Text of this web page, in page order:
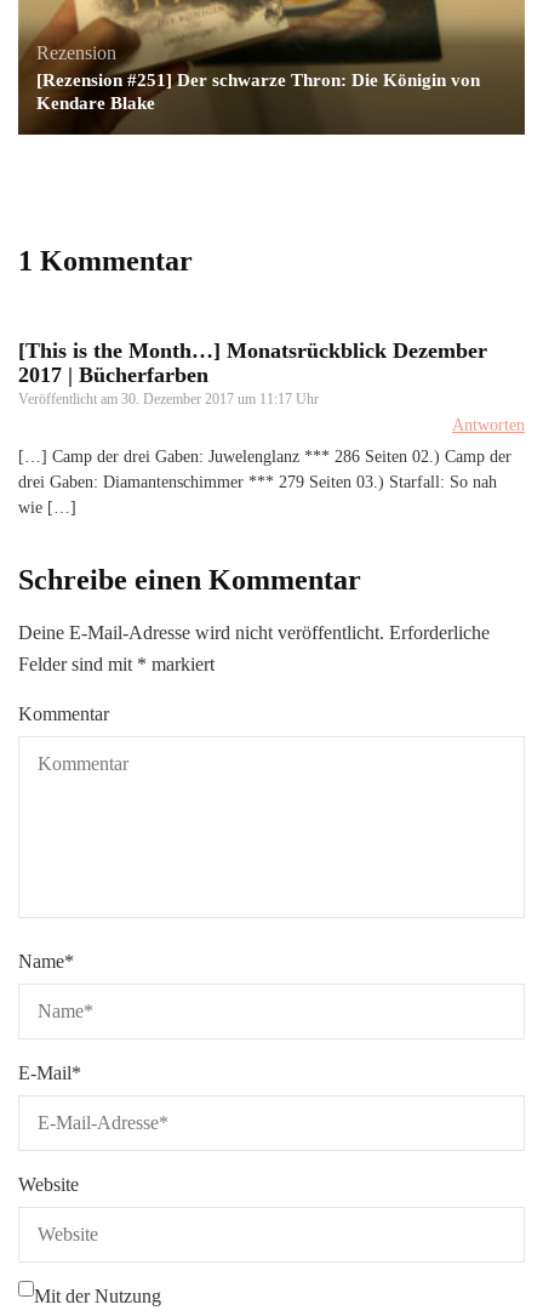
Rezension
[Rezension #251] Der schwarze Thron: Die Königin von
Kendare Blake
1 Kommentar
[This is the Month…] Monatsrückblick Dezember
2017 | Bücherfarben
Veröffentlicht am 30. Dezember 2017 um 11:17 Uhr
Antworten
[…] Camp der drei Gaben: Juwelenglanz *** 286 Seiten 02.) Camp der
drei Gaben: Diamantenschimmer *** 279 Seiten 03.) Starfall: So nah
wie […]
Schreibe einen Kommentar
Deine E-Mail-Adresse wird nicht veröffentlicht. Erforderliche
Felder sind mit * markiert
Kommentar
Name*
E-Mail*
Website
Mit der Nutzung